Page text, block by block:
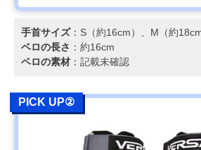
手首サイズ：S（約16cm）、M（約
ベロの長さ ：約16cm
ベロの素材 ：記載未確認
PICK UP②